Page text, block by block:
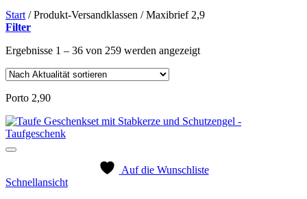
Start /Produkt-Versandklassen /Maxibrief 2,9
Filter
Ergebnisse 1 – 36 von 259 werden angezeigtNach
Porto 2,90
Auf die Wunschliste
Schnellansicht